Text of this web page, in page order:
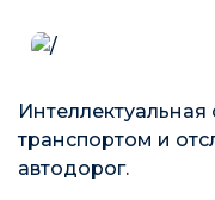
транспортом и
автодорог.